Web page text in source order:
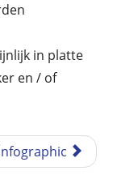
in platte
en / of